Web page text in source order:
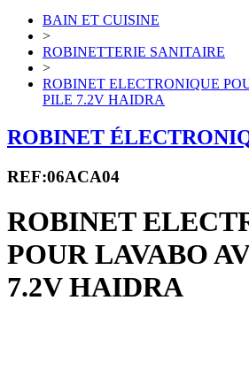
BAIN ET CUISINE
>
ROBINETTERIE SANITAIRE
>
ROBINET ELECTRONIQUE
PILE 7.2V HAIDRA
ROBINET
REF:06ACA04
ROBINET
POUR LAVABO
7.2V HAIDRA